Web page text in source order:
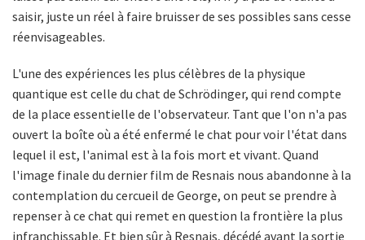
saisir, juste un réel à faire bruisser de ses possibles sans cesse
réenvisageables.
L'une des expériences les plus célèbres de la physique
quantique est celle du chat de Schrödinger, qui rend compte
de la place essentielle de l'observateur. Tant que l'on n'a pas
ouvert la boîte où a été enfermé le chat pour voir l'état dans
lequel il est, l'animal est à la fois mort et vivant. Quand
l'image finale du dernier film de Resnais nous abandonne à la
contemplation du cercueil de George, on peut se prendre à
repenser à ce chat qui remet en question la frontière la plus
infranchissable. Et bien sûr à Resnais, décédé avant la sortie